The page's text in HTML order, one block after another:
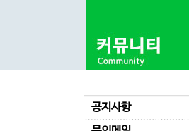
공지사항